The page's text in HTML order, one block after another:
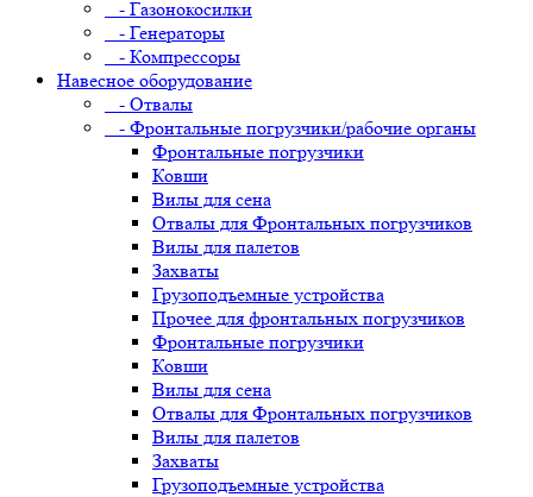
- Газонокосилки
- Генераторы
- Компрессоры
Навесное оборудование
- Отвалы
- Фронтальные погрузчики/рабочие органы
Фронтальные погрузчики
Ковши
Вилы для сена
Отвалы для Фронтальных погрузчиков
Вилы для палетов
Захваты
Грузоподъемные устройства
Прочее для фронтальных погрузчиков
Фронтальные погрузчики
Ковши
Вилы для сена
Отвалы для Фронтальных погрузчиков
Вилы для палетов
Захваты
Грузоподъемные устройства